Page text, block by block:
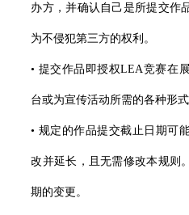
办方，并确认自己是所提交作
为不侵犯第三方的权利。
• 提交作品即授权LEA竞赛在
台或为宣传活动所需的各种形
• 规定的作品提交截止日期可
改并延长，且无需修改本规则
期的变更。